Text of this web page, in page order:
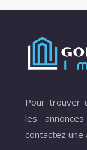
Pour trouver
les
contactez une